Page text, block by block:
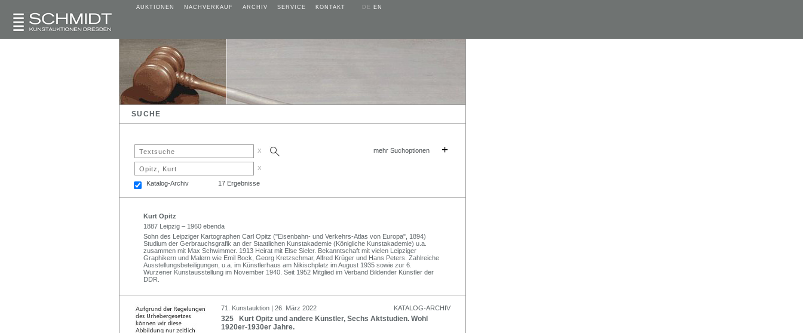
AUKTIONEN NACHVERKAUF ARCHIV SERVICE KONTAKT DE EN
SUCHE
x mehr Suchoptionen +
x
Katalog-Archiv 17 Ergebnisse
Kurt Opitz
1887 Leipzig – 1960 ebenda
Sohn des Leipziger Kartographen Carl Opitz ("Eisenbahn- und Verkehrs-Atlas von Europa", 1894)
Studium der Gerbrauchsgrafik an der Staatlichen Kunstakademie (Königliche Kunstakademie) u.a.
zusammen mit Max Schwimmer. 1913 Heirat mit Else Sieler. Bekanntschaft mit vielen Leipziger
Graphikern und Malern wie Emil Bock, Georg Kretzschmar, Alfred Krüger und Hans Peters. Zahlreiche
Ausstellungsbeteiligungen, u.a. im Künstlerhaus am Nikischplatz im August 1935 sowie zur 6.
Wurzener Kunstausstellung im November 1940. Seit 1952 Mitglied im Verband Bildender Künstler der
DDR.
71. Kunstauktion | 26. März 2022 KATALOG-ARCHIV
325 Kurt Opitz und andere Künstler, Sechs Aktstudien. Wohl
1920er-1930er Jahre.